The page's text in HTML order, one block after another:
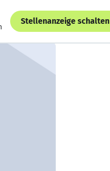
Stellenanzeige schalten